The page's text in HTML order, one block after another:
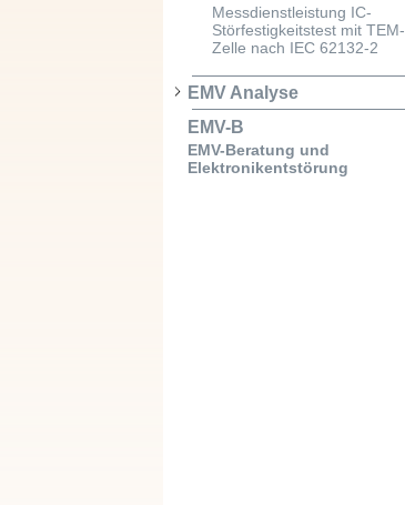
Messdienstleistung IC-
Störfestigkeitstest mit TEM-
Zelle nach IEC 62132-2
EMV Analyse
EMV-B
EMV-Beratung und
Elektronikentstörung